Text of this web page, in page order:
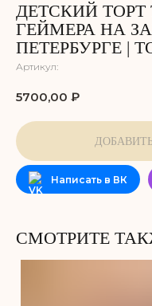
ДЕТСКИЙ
ГЕЙМЕРА НА
ПЕТЕРБУРГЕ |
Артикул:
5700,00 ₽
Написать в ВК
СМОТРИТЕ